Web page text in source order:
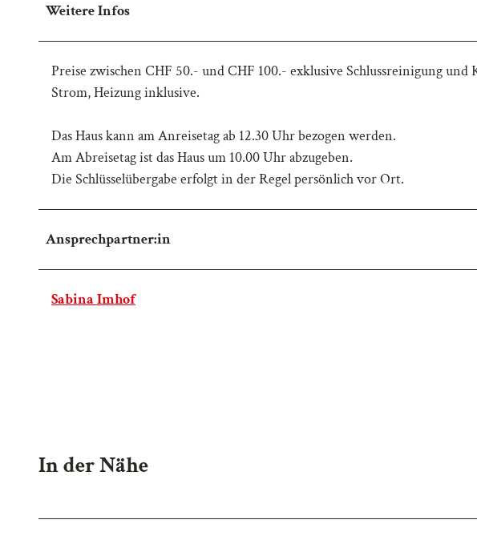
Weitere Infos
Preise zwischen CHF 50.- und CHF 100.- exklusive Schlussreinigung und
Strom, Heizung inklusive.
Das Haus kann am Anreisetag ab 12.30 Uhr bezogen werden.
Am Abreisetag ist das Haus um 10.00 Uhr abzugeben.
Die Schlüsselübergabe erfolgt in der Regel persönlich vor Ort.
Ansprechpartner:in
Sabina Imhof
In der Nähe